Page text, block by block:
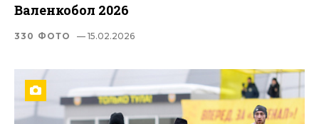
Валенкобол 2026
330 ФОТО — 15.02.2026